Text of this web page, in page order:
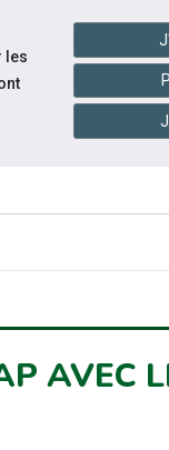
handshake
AVEC
les